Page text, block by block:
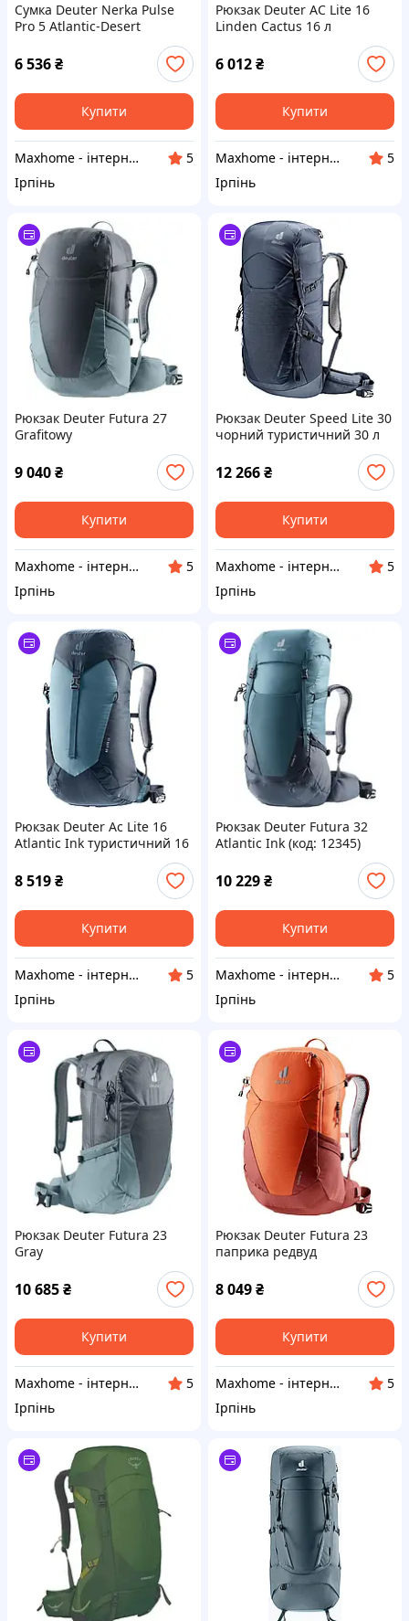
Сумка Deuter Nerka Pulse
Pro 5 Atlantic-Desert
6 536₴
Купити
Maxhome - інтернет магазин
5
Ірпінь
Рюкзак Deuter AC Lite 16
Linden Cactus 16 л
6 012₴
Купити
Maxhome - інтернет магазин
5
Ірпінь
Рюкзак Deuter Futura 27
Grafitowy
9 040₴
Купити
Maxhome - інтернет магазин
5
Ірпінь
Рюкзак Deuter Speed Lite 30
чорний туристичний 30 л
12 266₴
Купити
Maxhome - інтернет магазин
5
Ірпінь
Рюкзак Deuter Ac Lite 16
Atlantic Ink туристичний 16
8 519₴
Купити
Maxhome - інтернет магазин
5
Ірпінь
Рюкзак Deuter Futura 32
Atlantic Ink (код: 12345)
10 229₴
Купити
Maxhome - інтернет магазин
5
Ірпінь
Рюкзак Deuter Futura 23
Gray
10 685₴
Купити
Maxhome - інтернет магазин
5
Ірпінь
Рюкзак Deuter Futura 23
паприка редвуд
8 049₴
Купити
Maxhome - інтернет магазин
5
Ірпінь